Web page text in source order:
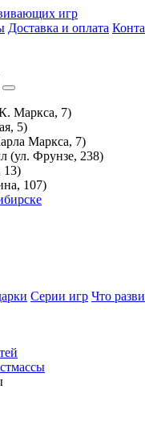
игр
Доставка и оплата
Маркса, 7)
5)
Маркса, 7)
(ул. Фрунзе, 238)
13)
107)
Серии игр Что